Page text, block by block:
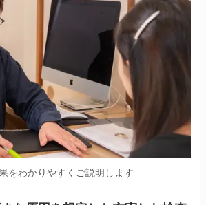
をわかりやすくご説明します